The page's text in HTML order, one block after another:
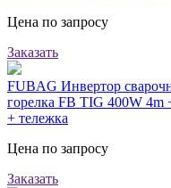
Цена по запросу
Заказать
FUBAG Инвертор
горелка FB TIG 400W 4m
+ тележка
Цена по запросу
Заказать